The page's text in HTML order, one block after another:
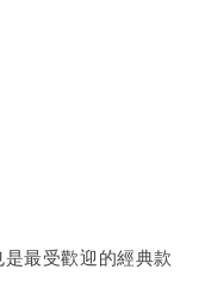
最受歡迎的經典款